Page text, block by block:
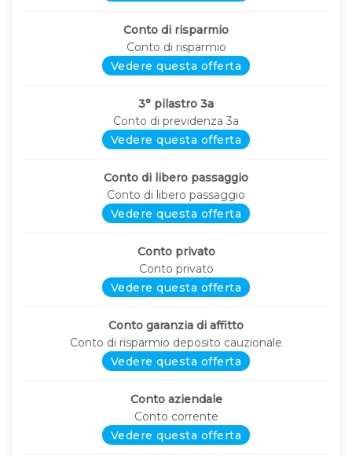
Conto di risparmio
Conto di risparmio
Vedere questa offerta
3° pilastro 3a
Conto di previdenza 3a
Vedere questa offerta
Conto di libero passaggio
Conto di libero passaggio
Vedere questa offerta
Conto privato
Conto privato
Vedere questa offerta
Conto garanzia di affitto
Conto di risparmio deposito cauzionale
Vedere questa offerta
Conto aziendale
Conto corrente
Vedere questa offerta